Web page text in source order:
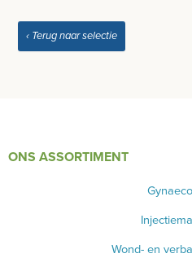
PRODUCT NIET
‹ Terug naar selectie
ONS ASSORTIMENT
Wond- en